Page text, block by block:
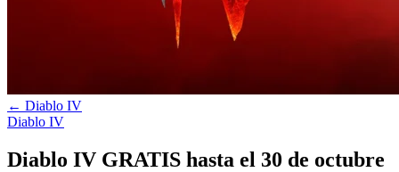
← Diablo IV
Diablo IV
Diablo IV GRATIS hasta el 30 de octubre